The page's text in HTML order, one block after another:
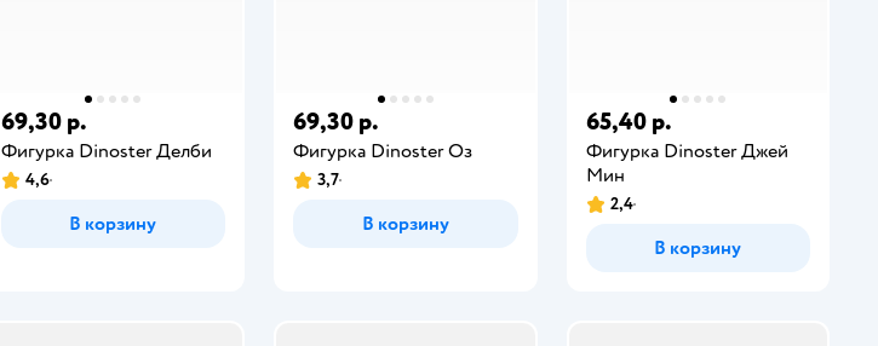
69,30 р.
Фигурка Dinoster Делби
4,6
В корзину
69,30 р.
Фигурка Dinoster Оз
3,7
В корзину
65,40 р.
Фигурка Dinoster Джей
Мин
2,4
В корзину